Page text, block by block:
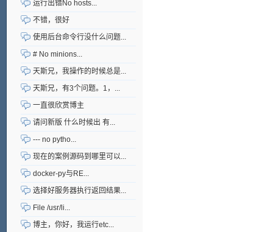
运行出错No hosts...
不错，很好
使用后台命令行没什么问题...
# No minions...
天斯兄，我操作的时候总是...
天斯兄，有3个问题。1，...
一直很欣赏博主
请问新版 什么时候出 有...
--- no pytho...
现在的案例源码到哪里可以...
docker-py与RE...
选择好服务器执行返回结果...
File /usr/li...
博主，你好，我运行etc...